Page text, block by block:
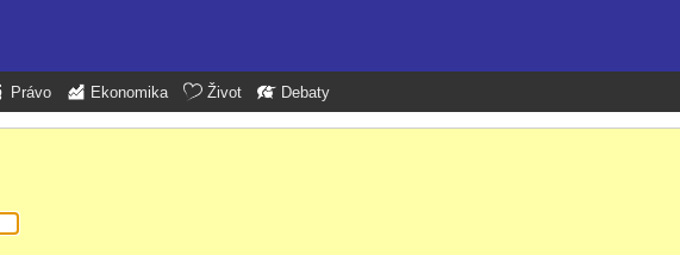
Právo Ekonomika Život Debaty